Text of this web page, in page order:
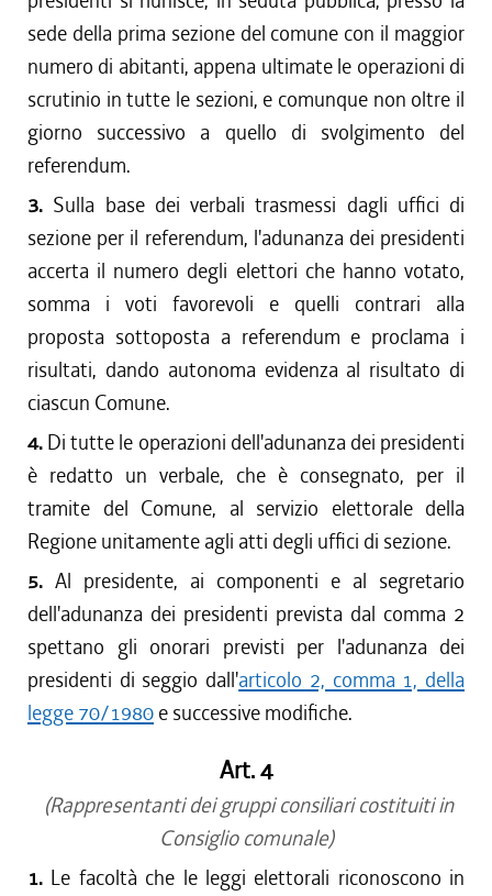
sede della prima sezione del comune con il maggior
numero di abitanti, appena ultimate le operazioni di
scrutinio in tutte le sezioni, e comunque non oltre il
giorno successivo a quello di svolgimento del
referendum.
3. Sulla base dei verbali trasmessi dagli uffici di
sezione per il referendum, l'adunanza dei presidenti
accerta il numero degli elettori che hanno votato,
somma i voti favorevoli e quelli contrari alla
proposta sottoposta a referendum e proclama i
risultati, dando autonoma evidenza al risultato di
ciascun Comune.
4. Di tutte le operazioni dell'adunanza dei presidenti
è redatto un verbale, che è consegnato, per il
tramite del Comune, al servizio elettorale della
Regione unitamente agli atti degli uffici di sezione.
5. Al presidente, ai componenti e al segretario
dell'adunanza dei presidenti prevista dal comma 2
spettano gli onorari previsti per l'adunanza dei
presidenti di seggio dall'articolo 2, comma 1, della
legge 70/1980 e successive modifiche.
Art. 4
(Rappresentanti dei gruppi consiliari costituiti in
Consiglio comunale)
1. Le facoltà che le leggi elettorali riconoscono in